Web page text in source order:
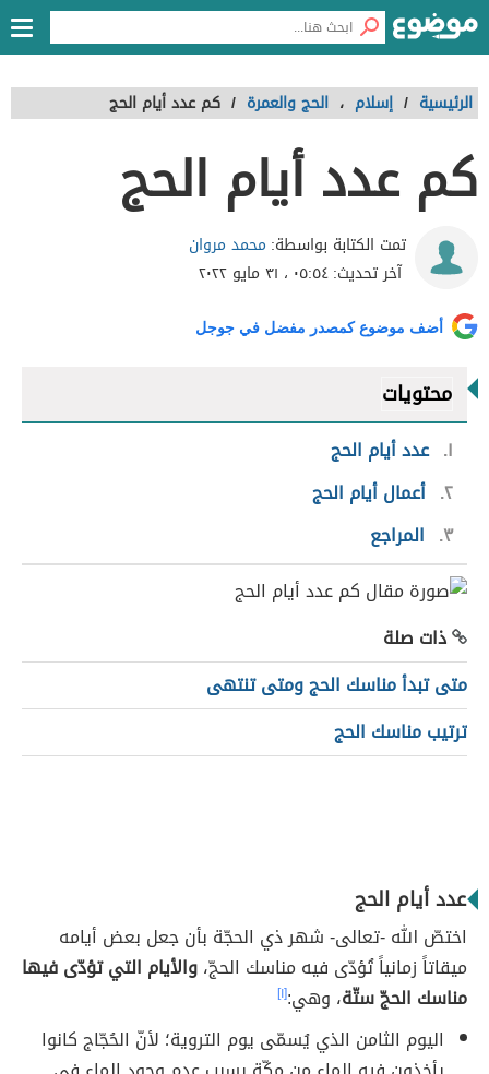
الرئيسية / إسلام ، الحج والعمرة / كم عدد أيام الحج
كم عدد أيام الحج
تمت الكتابة بواسطة: محمد مروان
آخر تحديث:٠٥:٥٤ ، ٣١ مايو ٢٠٢٢
أضف موضوع كمصدر مفضل في جوجل
محتويات
١ عدد أيام الحج
٢ أعمال أيام الحج
٣
المراجع
ذات صلة
متى تبدأ مناسك الحج ومتى تنتهى
ترتيب مناسك الحج
عدد أيام الحج
اختصّ الله -تعالى- شهر ذي الحجّة بأن جعل بعض أيامه
ميقاتاً زمانياً تُؤدّى فيه مناسك الحجّ،والأيام التي تؤدّى فيها
مناسك الحجّ ستّة، وهي:[١]
اليوم الثامن الذي يُسمّى يوم التروية؛ لأنّ الحُجّاج كانوا